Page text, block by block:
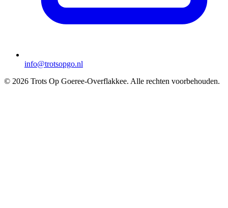
info@trotsopgo.nl
© 2026 Trots Op Goeree-Overflakkee. Alle rechten voorbehouden.